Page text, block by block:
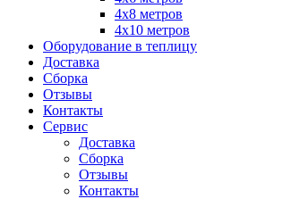
4х8 метров
4х10 метров
Оборудование в теплицу
Доставка
Сборка
Отзывы
Контакты
Сервис
Доставка
Сборка
Отзывы
Контакты